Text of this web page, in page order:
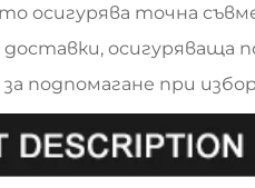
осигурява точна
доставки, осигуряваща
подпомагане при